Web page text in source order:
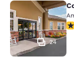
Comfort
24